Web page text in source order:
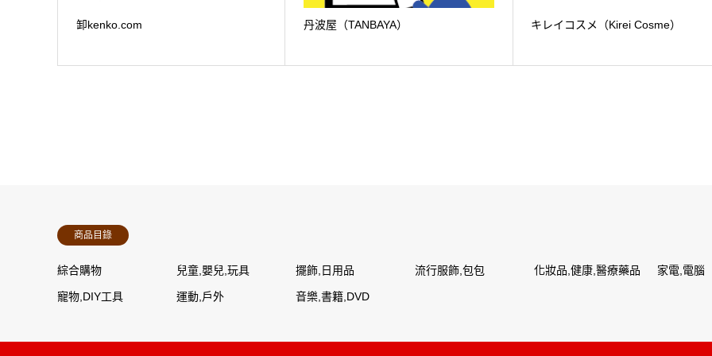
卸kenko.com 丹波屋（TANBAYA） キレイコスメ（Kirei Cosme）
商品目錄
綜合購物 兒童,嬰兒,玩具 擺飾,日用品 流行服飾,包包 化妝品,健康,醫療藥品 家電,電腦
寵物,DIY工具 運動,戶外 音樂,書籍,DVD